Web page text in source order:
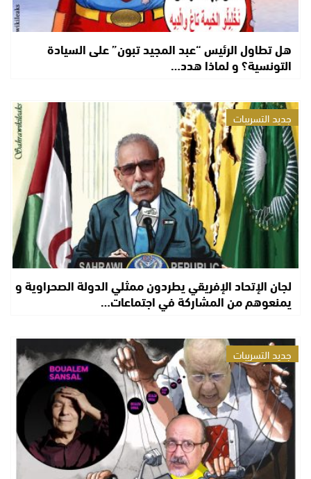
هل تطاول الرئيس “عبد المجيد تبون” على السيادة
التونسية؟ و لماذا هدد…
جديد التسريبات
لجان الإتحاد الإفريقي يطردون ممثلي الدولة الصحراوية و
يمنعوهم من المشاركة في اجتماعات…
جديد التسريبات